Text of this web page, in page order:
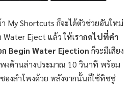
My Shortcuts ก็จะได้ตัวช่วยอันใหม่
Eject แล้ว ให้เรากดไปที่คำ
Begin Water Ejection ก็จะมีเสียง
งด้านล่างประมาณ 10 วินาที พร้อม
องลำโพงด้วย หลังจากนั้นก็ใช้ทิชชู่